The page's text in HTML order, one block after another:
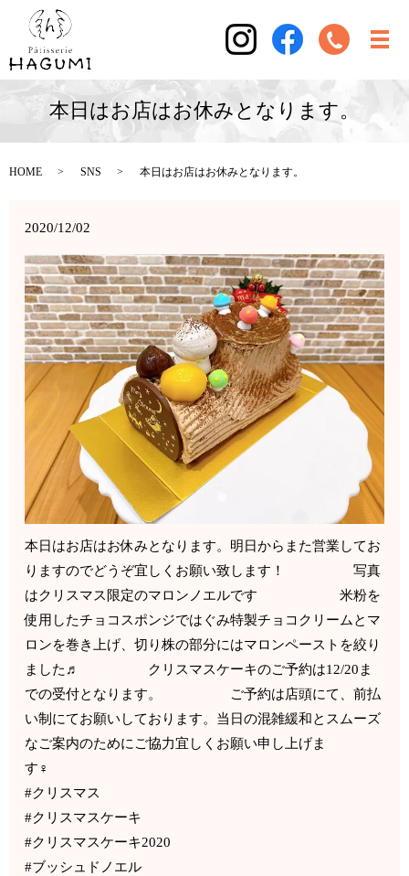
本日はお店はお休みとなります。
HOME SNS 本日はお店はお休みとなります。
2020/12/02
本日はお店はお休みとなります。明日からまた営業してお
りますのでどうぞ宜しくお願い致します！ 写真
はクリスマス限定のマロンノエルです 米粉を
使用したチョコスポンジではぐみ特製チョコクリームとマ
ロンを巻き上げ、切り株の部分にはマロンペーストを絞り
ました♬ クリスマスケーキのご予約は12/20ま
での受付となります。 ご予約は店頭にて、前払
い制にてお願いしております。当日の混雑緩和とスムーズ
なご案内のためにご協力宜しくお願い申し上げま
す‍♀️
#クリスマス
#クリスマスケーキ
#クリスマスケーキ2020
#ブッシュドノエル